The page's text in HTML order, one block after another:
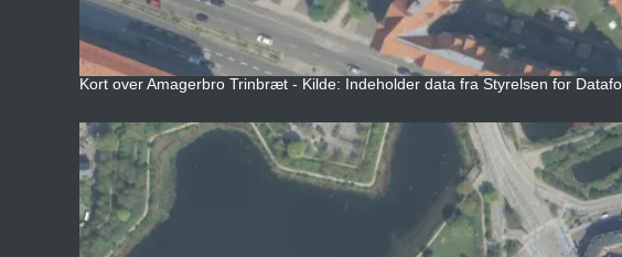
Kort over Amagerbro Trinbræt - Kilde: Indeholder data fra Styrelsen for